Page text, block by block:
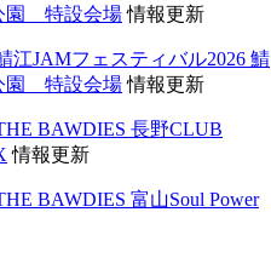
園 特設会場情報更新
江JAMフェスティバル2026 鯖
園 特設会場情報更新
BAWDIES 長野CLUB
情報更新
BAWDIES 富山Soul Power